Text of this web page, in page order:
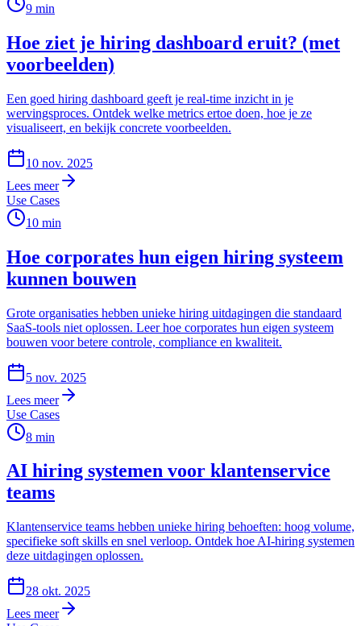
9 min
Hoe ziet je hiring dashboard eruit? (met
voorbeelden)
Een goed hiring dashboard geeft je real-time inzicht in je
wervingsproces. Ontdek welke metrics ertoe doen, hoe je ze
visualiseert, en bekijk concrete voorbeelden.
10 nov. 2025
Lees meer
Use Cases
10 min
Hoe corporates hun eigen hiring systeem
kunnen bouwen
Grote organisaties hebben unieke hiring uitdagingen die standaard
SaaS-tools niet oplossen. Leer hoe corporates hun eigen systeem
bouwen voor betere controle, compliance en kwaliteit.
5 nov. 2025
Lees meer
Use Cases
8 min
AI hiring systemen voor klantenservice
teams
Klantenservice teams hebben unieke hiring behoeften: hoog volume,
specifieke soft skills en snel verloop. Ontdek hoe AI-hiring systemen
deze uitdagingen oplossen.
28 okt. 2025
Lees meer